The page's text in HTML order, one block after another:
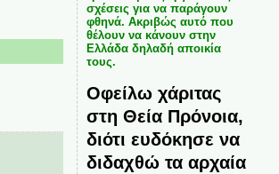
σχέσεις για να παράγουν
φθηνά. Ακριβώς αυτό που
θέλουν να κάνουν στην
Ελλάδα δηλαδή αποικία
τους.
Οφείλω χάριτας
στη Θεία Πρόνοια,
διότι ευδόκησε να
διδαχθώ τα αρχαία